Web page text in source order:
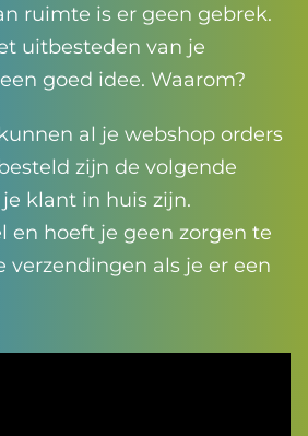
ruimte is er geen gebrek.
uitbesteden van je
goed idee. Waarom?
al je webshop orders
zijn de volgende
klant in huis zijn.
en hoeft je geen zorgen te
verzendingen als je er een